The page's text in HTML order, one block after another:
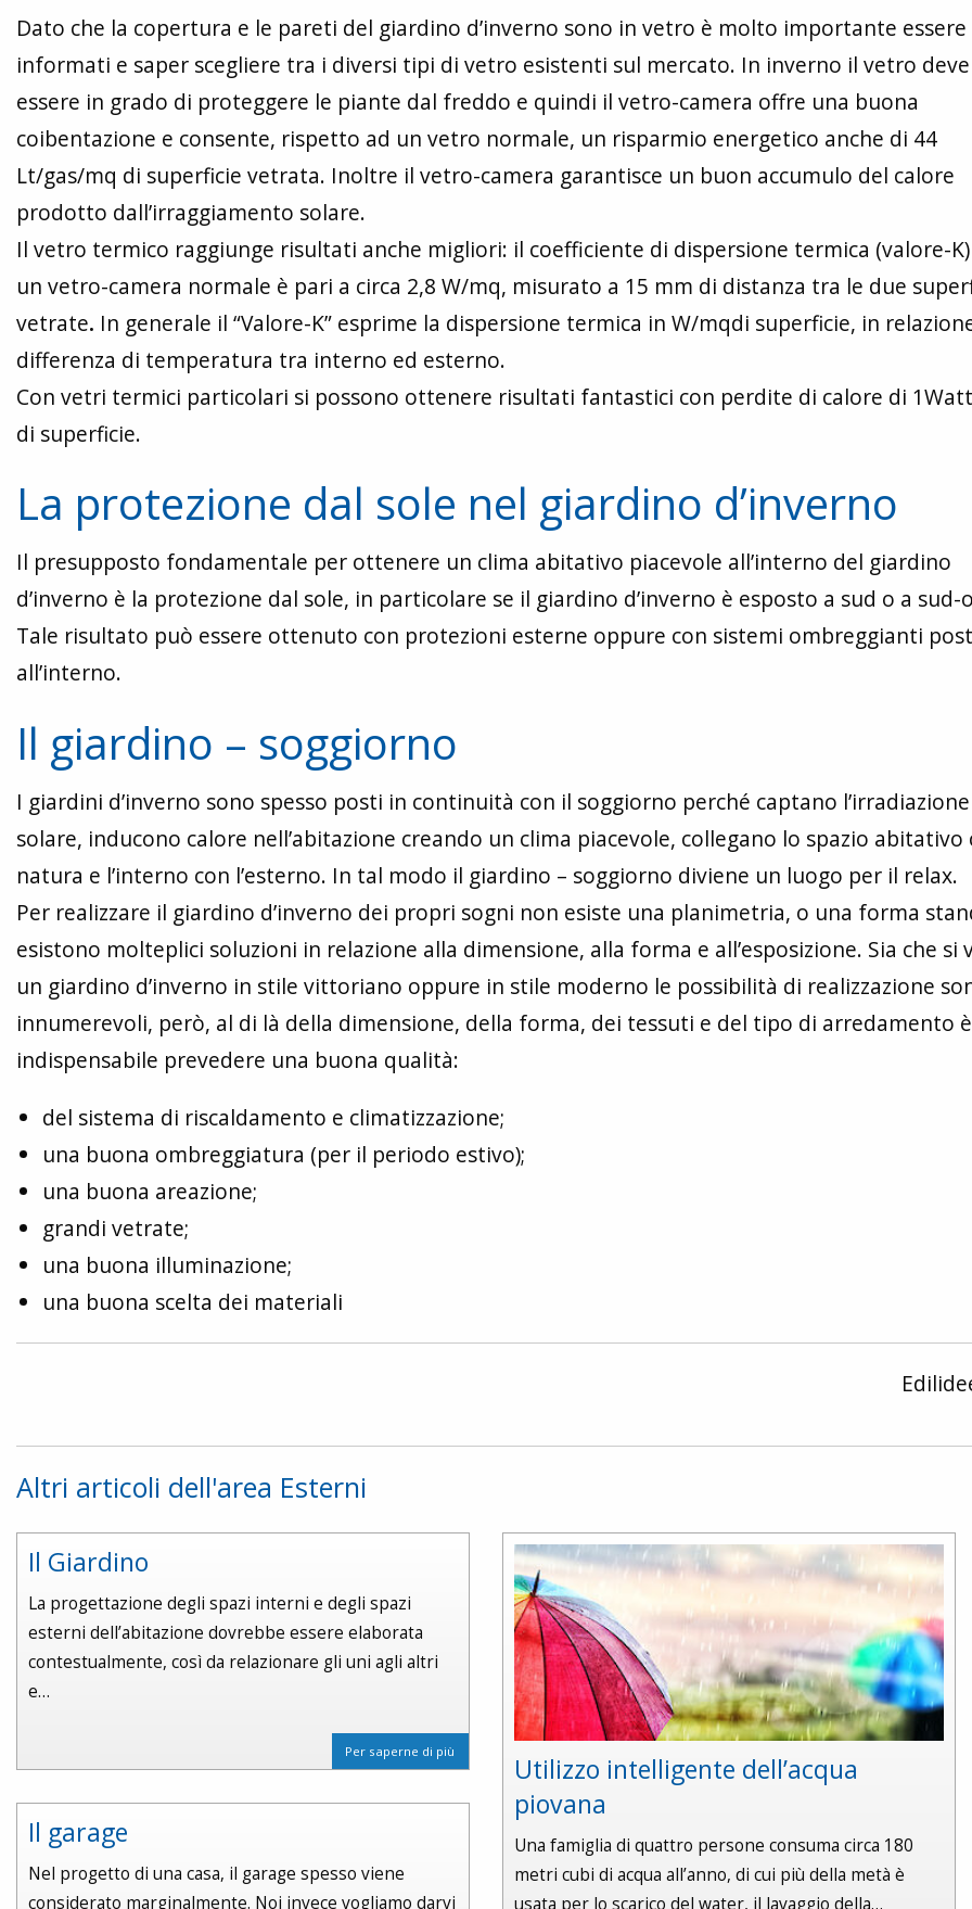
Dato che la copertura e le pareti del giardino d’inverno sono in vetro è molto importante essere
informati e saper scegliere tra i diversi tipi di vetro esistenti sul mercato. In inverno il vetro deve
essere in grado di proteggere le piante dal freddo e quindi il vetro-camera offre una buona
coibentazione e consente, rispetto ad un vetro normale, un risparmio energetico anche di 44
Lt/gas/mq di superficie vetrata. Inoltre il vetro-camera garantisce un buon accumulo del calore
prodotto dall’irraggiamento solare.
Il vetro termico raggiunge risultati anche migliori: il coefficiente di dispersione termica (valore-
un vetro-camera normale è pari a circa 2,8 W/mq, misurato a 15 mm di distanza tra le due
vetrate. In generale il “Valore-K” esprime la dispersione termica in W/mqdi superficie, in
differenza di temperatura tra interno ed esterno.
Con vetri termici particolari si possono ottenere risultati fantastici con perdite di calore di
di superficie.
La protezione dal sole nel giardino d’inverno
Il presupposto fondamentale per ottenere un clima abitativo piacevole all’interno del giardino
d’inverno è la protezione dal sole, in particolare se il giardino d’inverno è esposto a sud o a sud-
Tale risultato può essere ottenuto con protezioni esterne oppure con sistemi ombreggianti
all’interno.
Il giardino – soggiorno
I giardini d’inverno sono spesso posti in continuità con il soggiorno perché captano l’irradiazione
solare, inducono calore nell’abitazione creando un clima piacevole, collegano lo spazio abitativo
natura e l’interno con l’esterno. In tal modo il giardino – soggiorno diviene un luogo per il relax.
Per realizzare il giardino d’inverno dei propri sogni non esiste una planimetria, o una forma
esistono molteplici soluzioni in relazione alla dimensione, alla forma e all’esposizione. Sia che si
un giardino d’inverno in stile vittoriano oppure in stile moderno le possibilità di realizzazione
innumerevoli, però, al di là della dimensione, della forma, dei tessuti e del tipo di arredamento è
indispensabile prevedere una buona qualità:
del sistema di riscaldamento e climatizzazione;
una buona ombreggiatura (per il periodo estivo);
una buona areazione;
grandi vetrate;
una buona illuminazione;
una buona scelta dei materiali
Altri articoli dell'area Esterni
Il Giardino
La progettazione degli spazi interni e degli spazi
esterni dell’abitazione dovrebbe essere elaborata
contestualmente, così da relazionare gli uni agli altri
e…
Per saperne di più
Utilizzo intelligente dell’acqua
piovana
Una famiglia di quattro persone consuma circa 180
metri cubi di acqua all’anno, di cui più della metà è
Il garage
Nel progetto di una casa, il garage spesso viene
considerato marginalmente. Noi invece vogliamo darvi